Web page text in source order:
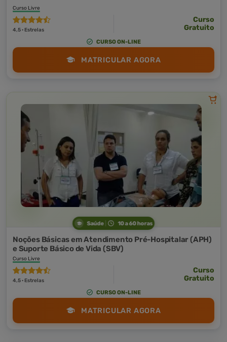
Curso Livre
4,5 · Estrelas
Curso
Gratuito
CURSO ON-LINE
MATRICULAR AGORA
Saúde 10 a 60 horas
Noções Básicas em Atendimento Pré-Hospitalar (APH)
e Suporte Básico de Vida (SBV)
Curso Livre
4,5 · Estrelas
Curso
Gratuito
CURSO ON-LINE
MATRICULAR AGORA